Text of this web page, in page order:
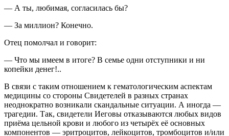
— А ты, любимая, согласилась бы?
— За миллион? Конечно.
Отец помолчал и говорит:
— Что мы имеем в итоге? В семье одни отступники и ни
копейки денег!..
В связи с таким отношением к гематологическим аспектам
медицины со стороны Свидетелей в разных странах
неоднократно возникали скандальные ситуации. А иногда —
трагедии. Так, свидетели Иеговы отказываются любых видов
приёма цельной крови и любого из четырёх её основных
компонентов — эритроцитов, лейкоцитов, тромбоцитов и/или